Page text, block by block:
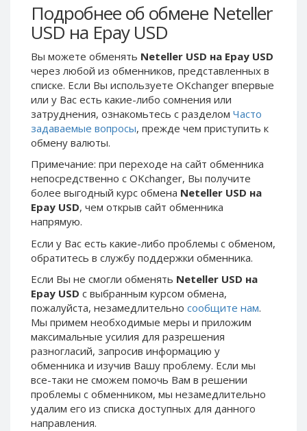
Подробнее об обмене Neteller
USD на Epay USD
Вы можете обменять Neteller USD на Epay USD
через любой из обменников, представленных в
списке. Если Вы используете OKchanger впервые
или у Вас есть какие-либо сомнения или
затруднения, ознакомьтесь с разделом Часто
задаваемые вопросы, прежде чем приступить к
обмену валюты.
Примечание: при переходе на сайт обменника
непосредственно c OKchanger, Вы получите
более выгодный курс обмена Neteller USD на
Epay USD, чем открыв сайт обменника
напрямую.
Если у Вас есть какие-либо проблемы с обменом,
обратитесь в службу поддержки обменника.
Если Вы не смогли обменять Neteller USD на
Epay USD с выбранным курсом обмена,
пожалуйста, незамедлительно сообщите нам.
Мы примем необходимые меры и приложим
максимальные усилия для разрешения
разногласий, запросив информацию у
обменника и изучив Вашу проблему. Если мы
все-таки не сможем помочь Вам в решении
проблемы c обменником, мы незамедлительно
удалим его из списка доступных для данного
направления.
Webmoney WMB
Skril USD
Skril EUR
Skril INR
Skril PLN
Skril GBP
Skril AUD
Skril SEK
Paxum USD
Paxum EUR
Epay EUR
Phone Balance RUB
Phone Balance UAH
Phone Balance AMD
Neteller USD
Neteller EUR
Neteller INR
Neteller PLN
Neteller GBP
Webmoney WMB
Skril EUR
Skril INR
Skril PLN
Skril GBP
Skril AUD
Skril SEK
Paxum USD
Paxum EUR
Epay EUR
Phone Balance RUB
Phone Balance UAH
Phone Balance AMD
Neteller USD
Neteller EUR
Neteller INR
Neteller PLN
Neteller GBP